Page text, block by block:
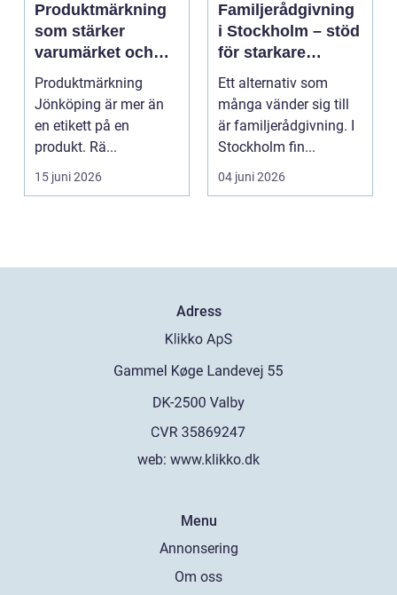
Produktmärkning
som stärker
varumärket och
underlättar
vardagen
Produktmärkning
Jönköping är mer än
en etikett på en
produkt. Rä...
15 juni 2026
Familjerådgivning
i Stockholm – stöd
för starkare
relationer
Ett alternativ som
många vänder sig till
är familjerådgivning. I
Stockholm fin...
04 juni 2026
Adress
web: www.klikko.dk
Menu
Annonsering
Om oss